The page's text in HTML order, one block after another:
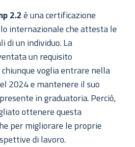
2.2è una certificazione
internazionale che attesta le
di un individuo. La
un requisito
voglia entrare nella
2024 e mantenere il suo
in graduatoria. Perciò,
ottenere questa
per migliorare le proprie
di lavoro.